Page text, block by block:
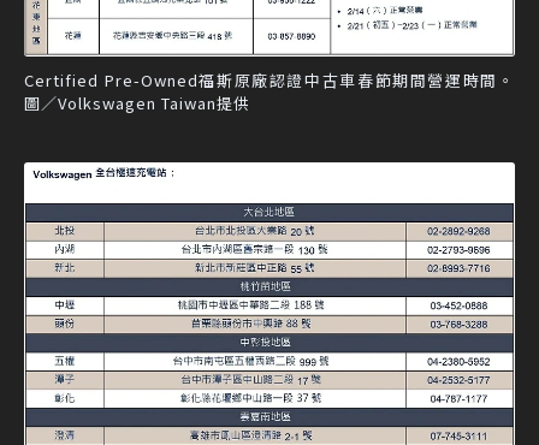
Certified Pre-Owned福斯原廠認證中古車春節期間營運時間。
圖／Volkswagen Taiwan提供